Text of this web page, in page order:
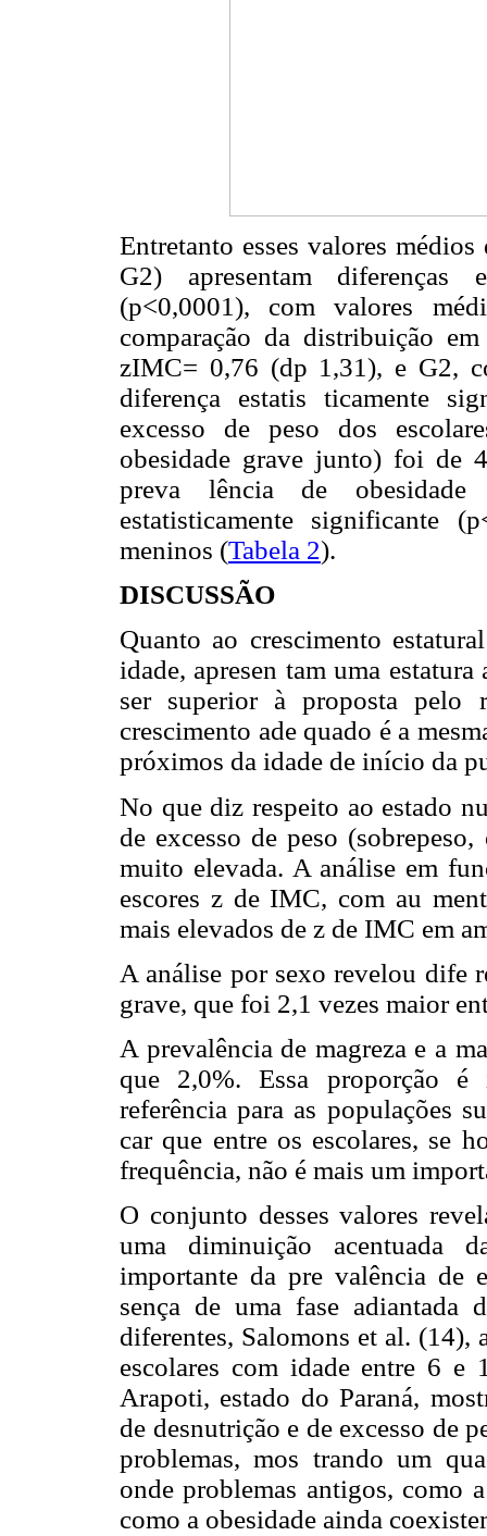
Entretanto esses valores
G2) apresentam diferenças
(p<0,0001), com valores
comparação da distribuição
zIMC= 0,76 (dp 1,31), e G2,
diferença estatis ticamente
excesso de peso dos
obesidade grave junto) foi de
preva lência de
estatisticamente significante
meninos (Tabela 2).
DISCUSSÃO
Quanto ao crescimento
idade, apresen tam uma
ser superior à proposta pelo
crescimento ade quado é a
próximos da idade de início da
No que diz respeito ao estado
de excesso de peso
muito elevada. A análise em
escores z de IMC, com au
mais elevados de z de IMC em
A análise por sexo revelou dife
grave, que foi 2,1 vezes maior
A prevalência de magreza e a
que 2,0%. Essa proporção
referência para as populações
car que entre os escolares, se
frequência, não é mais um
O conjunto desses valores
uma diminuição acentuada
importante da pre valência de
sença de uma fase adiantada
diferentes, Salomons et al.
escolares com idade entre 6 e
Arapoti, estado do Paraná,
de desnutrição e de excesso de
problemas, mos trando um
onde problemas antigos, como
como a obesidade ainda